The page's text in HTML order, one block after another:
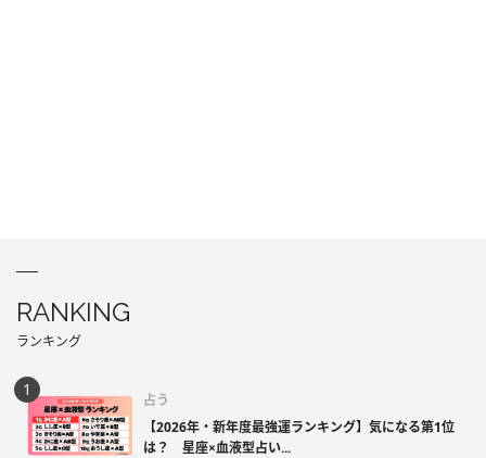
RANKING
ランキング
占う
【2026年・新年度最強運ランキング】気になる第1位
は？ 星座×血液型占い...